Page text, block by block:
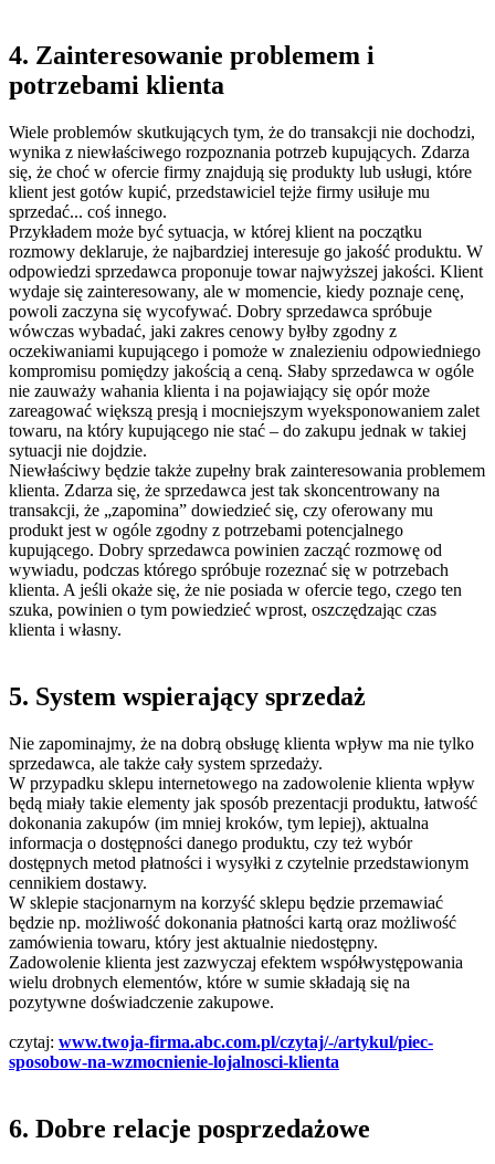
4. Zainteresowanie problemem i
potrzebami klienta
Wiele problemów skutkujących tym, że do transakcji nie dochodzi,
wynika z niewłaściwego rozpoznania potrzeb kupujących. Zdarza
się, że choć w ofercie firmy znajdują się produkty lub usługi, które
klient jest gotów kupić, przedstawiciel tejże firmy usiłuje mu
sprzedać... coś innego.
Przykładem może być sytuacja, w której klient na początku
rozmowy deklaruje, że najbardziej interesuje go jakość produktu. W
odpowiedzi sprzedawca proponuje towar najwyższej jakości. Klient
wydaje się zainteresowany, ale w momencie, kiedy poznaje cenę,
powoli zaczyna się wycofywać. Dobry sprzedawca spróbuje
wówczas wybadać, jaki zakres cenowy byłby zgodny z
oczekiwaniami kupującego i pomoże w znalezieniu odpowiedniego
kompromisu pomiędzy jakością a ceną. Słaby sprzedawca w ogóle
nie zauważy wahania klienta i na pojawiający się opór może
zareagować większą presją i mocniejszym wyeksponowaniem zalet
towaru, na który kupującego nie stać – do zakupu jednak w takiej
sytuacji nie dojdzie.
Niewłaściwy będzie także zupełny brak zainteresowania problemem
klienta. Zdarza się, że sprzedawca jest tak skoncentrowany na
transakcji, że „zapomina” dowiedzieć się, czy oferowany mu
produkt jest w ogóle zgodny z potrzebami potencjalnego
kupującego. Dobry sprzedawca powinien zacząć rozmowę od
wywiadu, podczas którego spróbuje rozeznać się w potrzebach
klienta. A jeśli okaże się, że nie posiada w ofercie tego, czego ten
szuka, powinien o tym powiedzieć wprost, oszczędzając czas
klienta i własny.
5. System wspierający sprzedaż
Nie zapominajmy, że na dobrą obsługę klienta wpływ ma nie tylko
sprzedawca, ale także cały system sprzedaży.
W przypadku sklepu internetowego na zadowolenie klienta wpływ
będą miały takie elementy jak sposób prezentacji produktu, łatwość
dokonania zakupów (im mniej kroków, tym lepiej), aktualna
informacja o dostępności danego produktu, czy też wybór
dostępnych metod płatności i wysyłki z czytelnie przedstawionym
cennikiem dostawy.
W sklepie stacjonarnym na korzyść sklepu będzie przemawiać
będzie np. możliwość dokonania płatności kartą oraz możliwość
zamówienia towaru, który jest aktualnie niedostępny.
Zadowolenie klienta jest zazwyczaj efektem współwystępowania
wielu drobnych elementów, które w sumie składają się na
pozytywne doświadczenie zakupowe.
czytaj: www.twoja-firma.abc.com.pl/czytaj/-/artykul/piec-
sposobow-na-wzmocnienie-lojalnosci-klienta
6. Dobre relacje posprzedażowe